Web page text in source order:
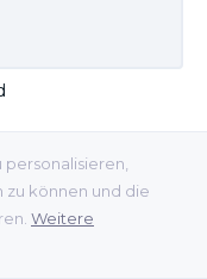
zu können und die
Weitere